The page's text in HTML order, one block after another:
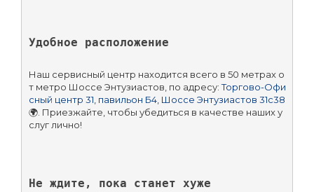
Удобное расположение
Наш сервисный центр находится всего в 50 метрах о
т метро Шоссе Энтузиастов, по адресу: Торгово-Офи
сный центр 31, павильон Б4, Шоссе Энтузиастов 31с38
🌍. Приезжайте, чтобы убедиться в качестве наших у
слуг лично!
Не ждите, пока станет хуже